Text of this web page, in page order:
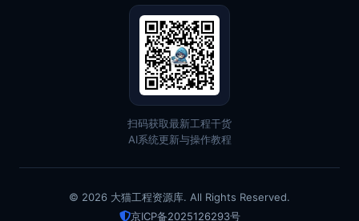
扫码获取最新工程干货
AI系统更新与操作教程
© 2026 大猫工程资源库. All Rights Reserved.
京ICP备2025126293号